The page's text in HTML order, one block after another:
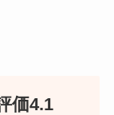
価4.1